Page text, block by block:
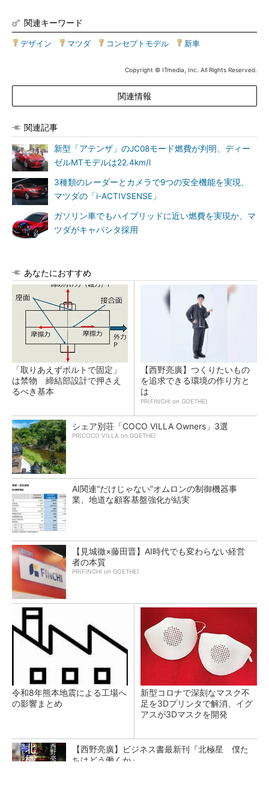
関連キーワード
デザイン マツダ コンセプトモデル 新車
Copyright © ITmedia, Inc. All Rights Reserved.
関連情報
関連記事
新型「アテンザ」のJC08モード燃費が判明、ディー
ゼルMTモデルは22.4km/l
3種類のレーダーとカメラで9つの安全機能を実現、
マツダの「i-ACTIVSENSE」
ガソリン車でもハイブリッドに近い燃費を実現か、マ
ツダがキャパシタ採用
あなたにおすすめ
「取りあえずボルトで固定」
は禁物 締結部設計で押さえ
るべき基本
【西野亮廣】つくりたいもの
を追求できる環境の作り方と
は
PR(FINCHI on GOETHE)
シェア別荘「COCO VILLA Owners」3選
PR(COCO VILLA on GOETHE)
AI関連“だけじゃない”オムロンの制御機器事
業、地道な顧客基盤強化が結実
【見城徹×藤田晋】AI時代でも変わらない経営
者の本質
PR(FINCHI on GOETHE)
令和8年熊本地震による工場へ
の影響まとめ
新型コロナで深刻なマスク不
足を3Dプリンタで解消、イグ
アスが3Dマスクを開発
【西野亮廣】ビジネス書最新刊『北極星 僕た
ちはどう働くか』